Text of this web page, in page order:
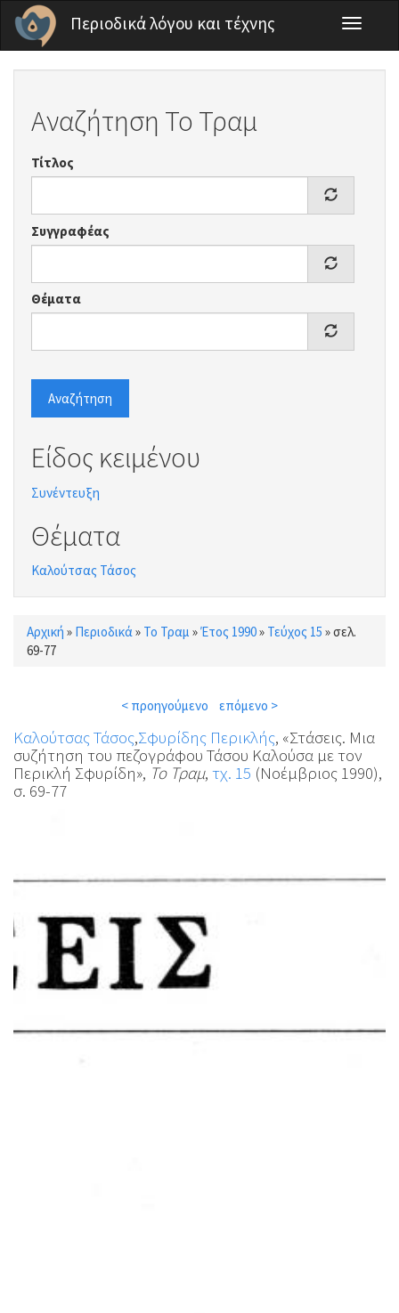
Παράκαμψη προς το κυρίως περιεχόμενο
Περιοδικά λόγου και τέχνης
Toggle
Αναζήτηση Το Τραμ
Τίτλος
Συγγραφέας
Θέματα
Αναζήτηση
Είδος κειμένου
Συνέντευξη
Θέματα
Καλούτσας Τάσος
Είστε εδώ
Αρχική » Περιοδικά» Το Τραμ »Έτος 1990» Τεύχος 15 »σελ.
69-77
< προηγούμενο επόμενο >
Καλούτσας Τάσος,Σφυρίδης Περικλής, «Στάσεις. Μια
συζήτηση του πεζογράφου Τάσου Καλούσα με τον
Περικλή Σφυρίδη», Το Τραμ, τχ. 15 (Νοέμβριος 1990),
σ. 69-77